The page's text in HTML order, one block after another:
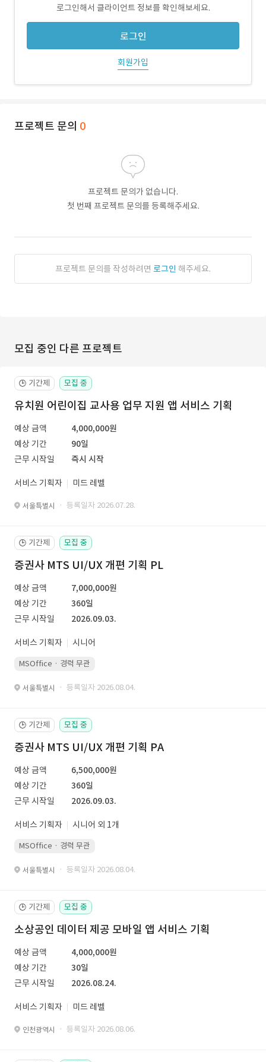
로그인해서 클라이언트 정보를 확인해보세요.
로그인
회원가입
프로젝트 문의 0
프로젝트 문의가 없습니다.
첫 번째 프로젝트 문의를 등록해주세요.
프로젝트 문의를 작성하려면 로그인 해주세요.
모집 중인 다른 프로젝트
🕒 기간제 모집 중
유치원 어린이집 교사용 업무 지원 앱 서비스 기획
예상 금액
4,000,000원
예상 기간
90일
근무 시작일
즉시 시작
서비스 기획자 미드 레벨
서울특별시 · 등록일자 2026.07.28.
🕒 기간제 모집 중
증권사 MTS UI/UX 개편 기획 PL
예상 금액
7,000,000원
예상 기간
360일
근무 시작일
2026.09.03.
서비스 기획자 시니어
MSOffice · 경력 무관
서울특별시 · 등록일자 2026.08.04.
🕒 기간제 모집 중
증권사 MTS UI/UX 개편 기획 PA
예상 금액
6,500,000원
예상 기간
360일
근무 시작일
2026.09.03.
서비스 기획자 시니어 외 1개
MSOffice · 경력 무관
서울특별시 · 등록일자 2026.08.04.
🕒 기간제 모집 중
소상공인 데이터 제공 모바일 앱 서비스 기획
예상 금액
4,000,000원
예상 기간
30일
근무 시작일
2026.08.24.
서비스 기획자 미드 레벨
인천광역시 · 등록일자 2026.08.06.